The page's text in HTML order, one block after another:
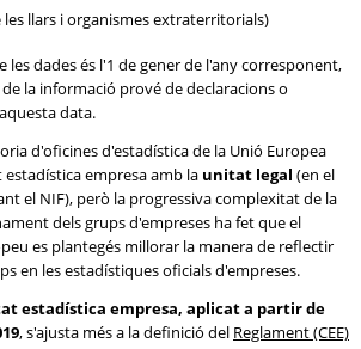
les llars i organismes extraterritorials)
les dades és l'1 de gener de l'any corresponent,
la informació prové de declaracions o
data.
d'oficines d'estadística de la Unió Europea
empresa amb la unitat legal (en el
el NIF), però la progressiva complexitat de la
dels grups d'empreses ha fet que el
es plantegés millorar la manera de reflectir
en les estadístiques oficials d'empreses.
estadística empresa, aplicat a partir de
, s'ajusta més a la definició del Reglament (CEE)